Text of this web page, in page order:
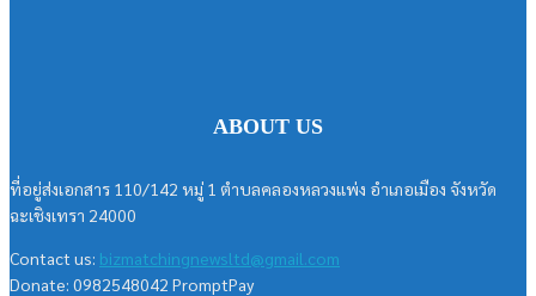
ABOUT US
ที่อยู่ส่งเอกสาร 110/142 หมู่ 1 ตำบลคลองหลวงแพ่ง อำเภอเมือง จังหวัด
ฉะเชิงเทรา 24000
Contact us: bizmatchingnewsltd@gmail.com
Donate: 0982548042 PromptPay